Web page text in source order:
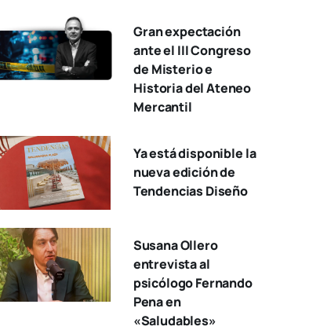
Gran expectación
ante el III Congreso
de Misterio e
Historia del Ateneo
Mercantil
Ya está disponible la
nueva edición de
Tendencias Diseño
Susana Ollero
entrevista al
psicólogo Fernando
Pena en
«Saludables»